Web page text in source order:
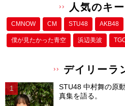
人気のキ
CMNOW CM STU48 AKB48
僕が⾒たかった⻘空 浜辺美波
デイリーラ
STU48 中村舞の原
真集を語る。